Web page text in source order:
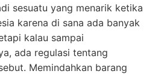
sesuatu yang menarik ketika
karena di sana ada banyak
kalau sampai
ada regulasi tentang
Memindahkan barang